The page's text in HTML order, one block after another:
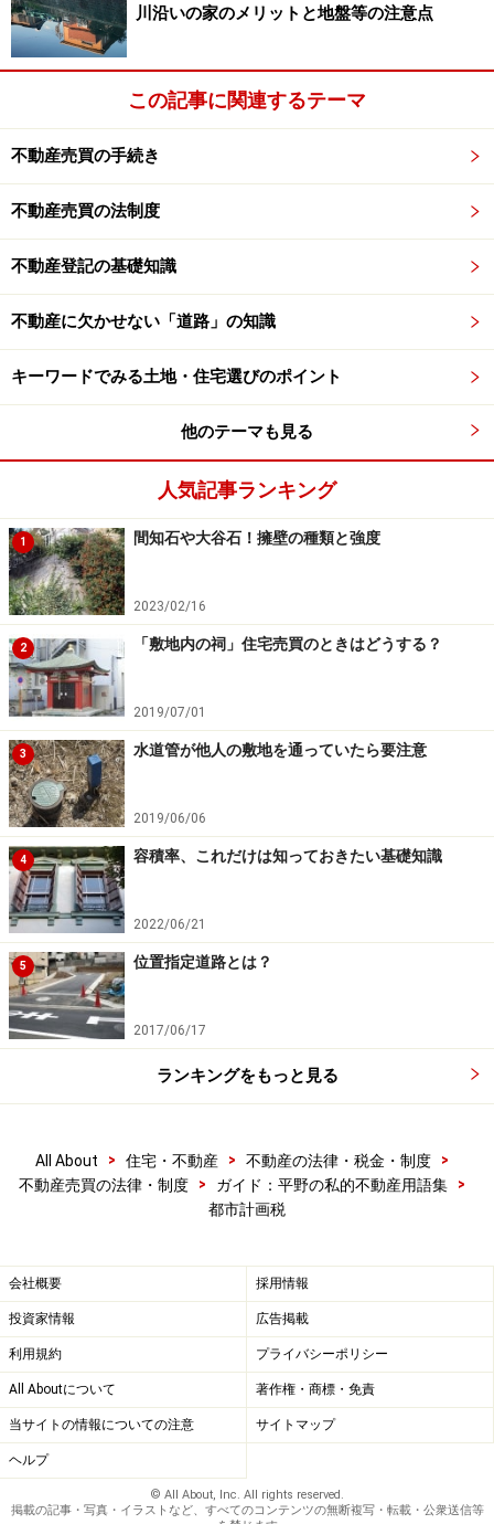
川沿いの家のメリットと地盤等の注意点
この記事に関連するテーマ
不動産売買の手続き
不動産売買の法制度
不動産登記の基礎知識
不動産に欠かせない「道路」の知識
キーワードでみる土地・住宅選びのポイント
他のテーマも見る
人気記事ランキング
1 間知石や大谷石！擁壁の種類と強度
2023/02/16
2 「敷地内の祠」住宅売買のときはどうする？
2019/07/01
3 水道管が他人の敷地を通っていたら要注意
2019/06/06
4 容積率、これだけは知っておきたい基礎知識
2022/06/21
5 位置指定道路とは？
2017/06/17
ランキングをもっと見る
All About > 住宅・不動産 > 不動産の法律・税金・制度
>
不動産売買の法律・制度
> ガイド：平野の私的不動産用語集
>
都市計画税
会社概要 採用情報
投資家情報 広告掲載
利用規約 プライバシーポリシー
All Aboutについて 著作権・商標・免責
当サイトの情報についての注意 サイトマップ
ヘルプ
© All About, Inc. All rights reserved.
掲載の記事・写真・イラストなど、すべてのコンテンツの無断複写・転載・公衆送信等